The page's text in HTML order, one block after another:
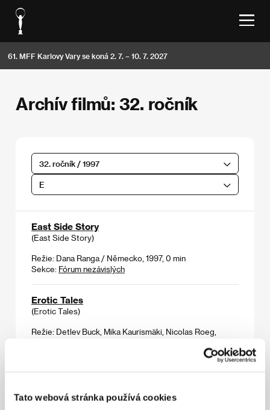
Tato webová stránka používá cookies
61. MFF Karlovy Vary se koná 2. 7. – 10. 7. 2027
Archív filmů: 32. ročník
32. ročník / 1997
E
East Side Story
(East Side Story)
Režie: Dana Ranga / Německo, 1997, 0 min
Sekce: Fórum nezávislých
Erotic Tales
(Erotic Tales)
Režie: Detlev Buck, Mika Kaurismäki, Nicolas Roeg,
(Et Cetera)